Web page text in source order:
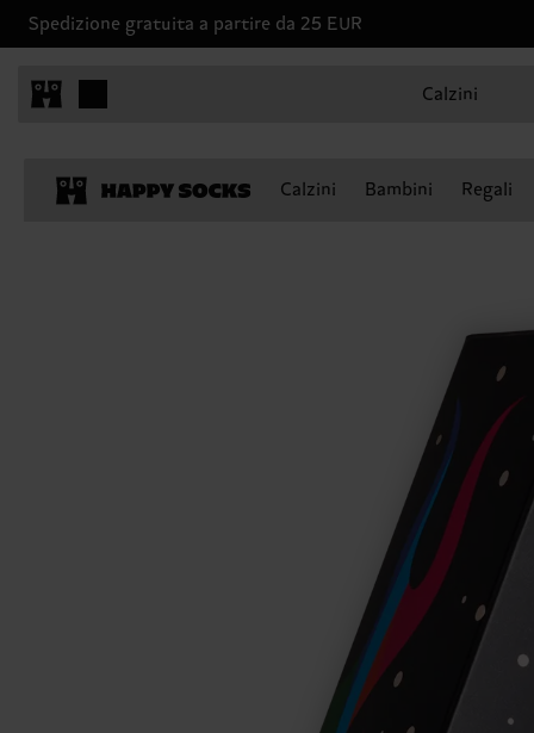
Spedizione gratuita a partire da 25 EUR
Calzini
Calzini Bambini Regali